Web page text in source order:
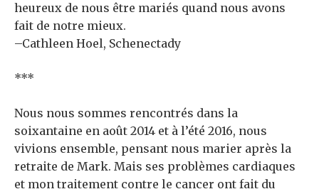
heureux de nous être mariés quand nous avons
fait de notre mieux.
–Cathleen Hoel, Schenectady
***
Nous nous sommes rencontrés dans la
soixantaine en août 2014 et à l’été 2016, nous
vivions ensemble, pensant nous marier après la
retraite de Mark. Mais ses problèmes cardiaques
et mon traitement contre le cancer ont fait du